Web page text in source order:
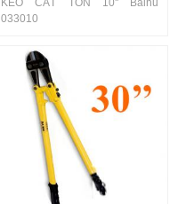
KÉO CẮT TÔN 10'' Baihu
033010